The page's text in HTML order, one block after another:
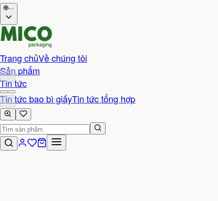
🌐···
Trang chủVề chúng tôi
Sản phẩm
Tin tức
Tin tức bao bì giấyTin tức tổng hợp
Liên hệ